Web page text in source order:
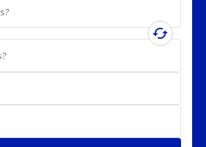
cached